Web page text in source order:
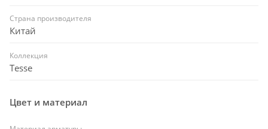
Страна производителя
Китай
Коллекция
Tesse
Цвет и материал